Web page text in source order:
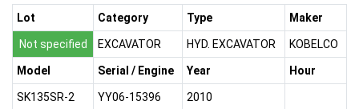
Lot Category Type Maker
Not specified EXCAVATOR HYD. EXCAVATOR KOBELCO
Model Serial / Engine Year Hour
SK135SR-2 YY06-15396 2010